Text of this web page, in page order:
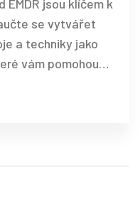
jsou klíčem k
se vytvářet
a techniky jako
vám pomohou